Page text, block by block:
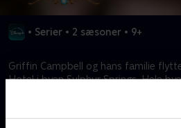
• Serier • 2 sæsoner • 9+
Griffin Campbell og hans familie
Hotel i byen Sulphur Springs. Hele
hjemsøgt af spøgelset af en pige